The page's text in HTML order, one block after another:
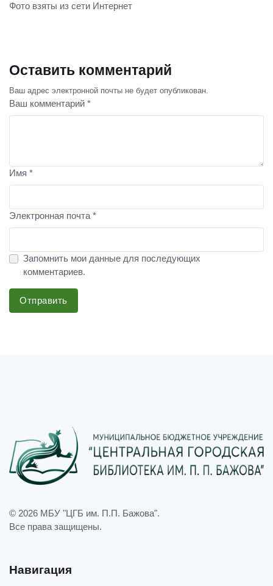
Фото взяты из сети Интернет
Оставить комментарий
Ваш адрес электронной почты не будет опубликован.
Ваш комментарий *
Имя *
Электронная почта *
Запомнить мои данные для последующих
комментариев.
Отправить
© 2026 МБУ "ЦГБ им. П.П. Бажова".
Все права защищены.
Навигация